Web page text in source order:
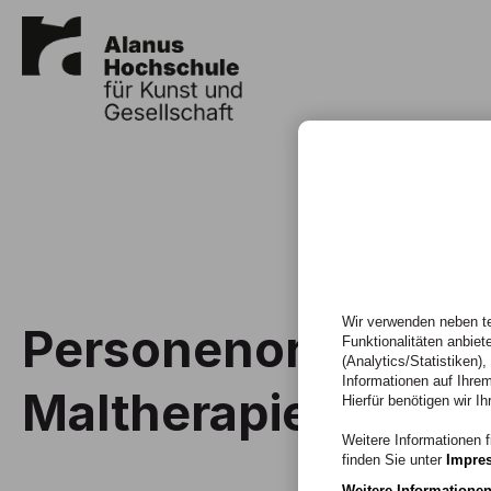
Maltherapie POM
Wir verwenden neben
Funktionalitäten
(Analytics/Statistiken),
Informationen auf
Hierfür benötigen wir
Weitere Informationen
finden Sie unter